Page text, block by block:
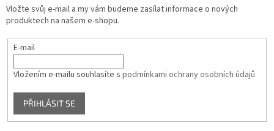
Vložte svůj e-mail a my vám budeme zasílat informace o nových
produktech na našem e-shopu.
E-mail
Vložením e-mailu souhlasíte s podmínkami ochrany osobních údajů
PŘIHLÁSIT SE